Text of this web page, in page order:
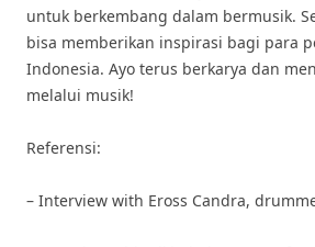
untuk berkembang dalam bermusik.
bisa memberikan inspirasi bagi para
Indonesia. Ayo terus berkarya dan
melalui musik!
Referensi:
– Interview with Eross Candra,